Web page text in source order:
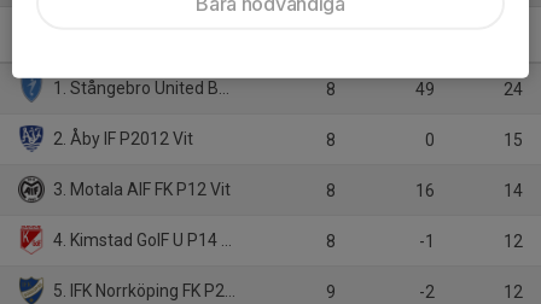
1. Stångebro United BK 2012 A 8 49 24
2. Åby IF P2012 Vit 8 0 15
3. Motala AIF FK P12 Vit 8 16 14
4. Kimstad GoIF U P14 Vit 8 -1 12
5. IFK Norrköping FK P2013 9 -2 12